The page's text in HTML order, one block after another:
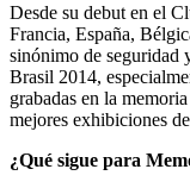
Desde su debut en el
Francia, España,
sinónimo de seguridad
Brasil 2014,
grabadas en la
mejores exhibiciones
¿Qué sigue para